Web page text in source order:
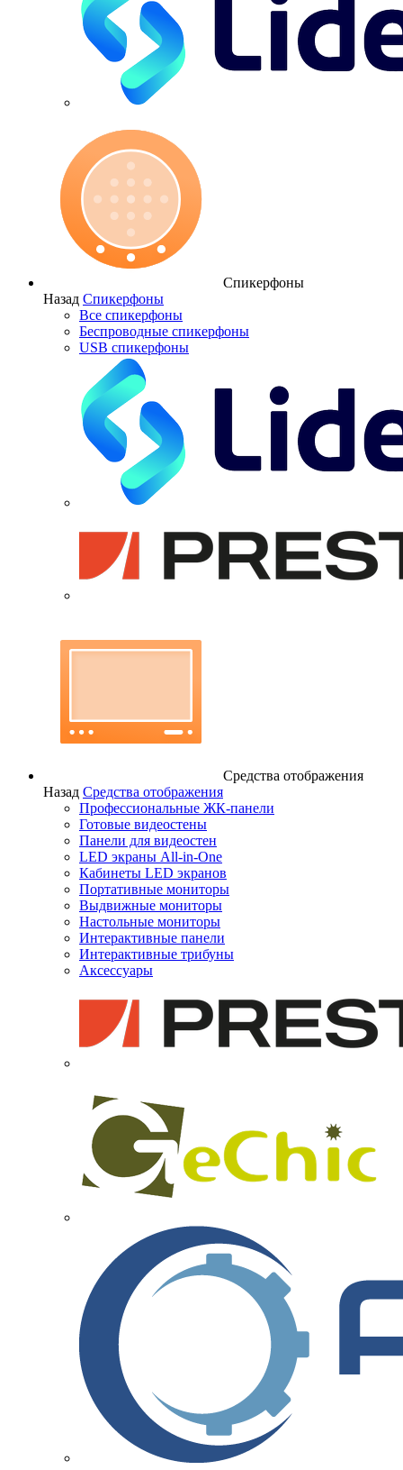
Спикерфоны
Назад Спикерфоны
Все спикерфоны
Беспроводные спикерфоны
USB спикерфоны
Средства отображения
Назад Средства отображения
Профессиональные ЖК-панели
Готовые видеостены
Панели для видеостен
LED экраны All-in-One
Кабинеты LED экранов
Портативные мониторы
Выдвижные мониторы
Настольные мониторы
Интерактивные панели
Интерактивные трибуны
Аксессуары